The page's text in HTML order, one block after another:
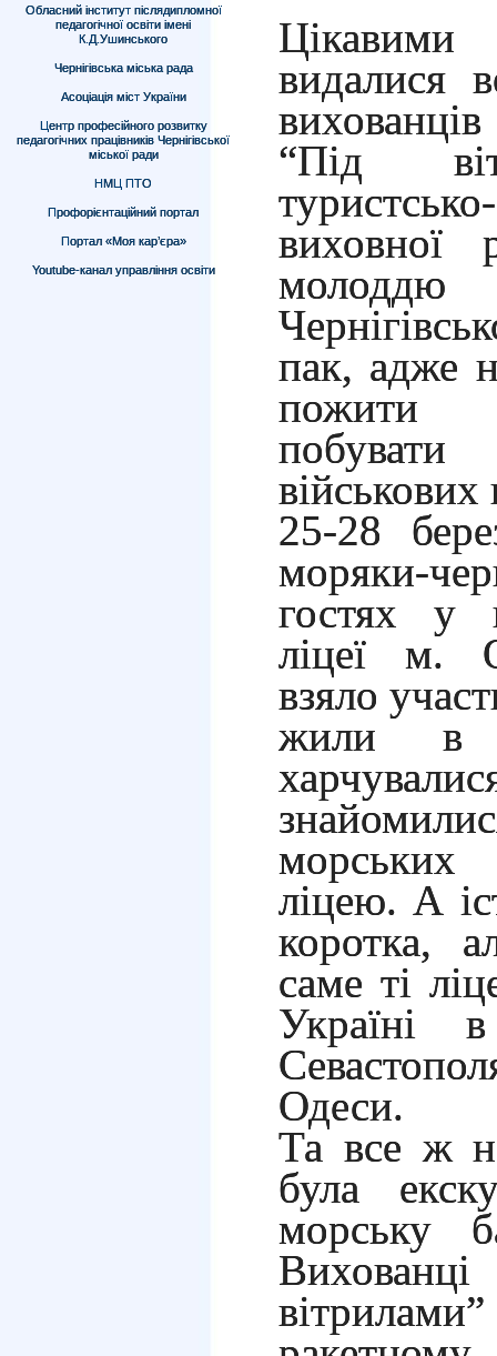
Обласний інститут післядипломної
педагогічної освіти імені
К.Д.Ушинського
Чернігівська міська рада
Асоціація міст України
Центр професійного розвитку
педагогічних працівників Чернігівської
міської ради
НМЦ ПТО
Профорієнтаційний портал
Портал «Моя кар’єра»
Youtube-канал управління освіти
видалися
“Під
виховної
молоддю
пак, адже
пожити
військових
25-28
моряки-
гостях у
ліцеї м.
взяло
жили в
морських
ліцею. А
коротка,
саме ті
Одеси.
Та все ж
була
морську